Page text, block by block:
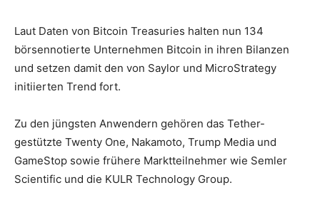
Laut Daten von Bitcoin Treasuries halten nun 134
börsennotierte Unternehmen Bitcoin in ihren Bilanzen
und setzen damit den von Saylor und MicroStrategy
initiierten Trend fort.
Zu den jüngsten Anwendern gehören das Tether-
gestützte Twenty One, Nakamoto, Trump Media und
GameStop sowie frühere Marktteilnehmer wie Semler
Scientific und die KULR Technology Group.